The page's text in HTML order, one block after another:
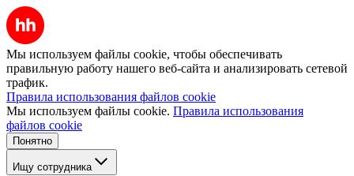
Мы используем файлы cookie, чтобы обеспечивать
правильную работу нашего веб-сайта и анализировать сетевой
трафик.
Правила использования файлов cookie
Мы используем файлы cookie. Правила использования
файлов cookie
Понятно
Ищу сотрудника